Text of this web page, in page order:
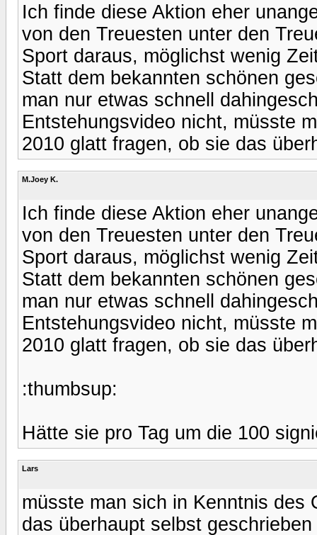
Ich finde diese Aktion eher
von den Treuesten unter den
Sport daraus, möglichst wenig
Statt dem bekannten schönen
man nur etwas schnell
Entstehungsvideo nicht, müsste
2010 glatt fragen, ob sie das
M.Joey K.
Ich finde diese Aktion eher
von den Treuesten unter den
Sport daraus, möglichst wenig
Statt dem bekannten schönen
man nur etwas schnell
Entstehungsvideo nicht, müsste
2010 glatt fragen, ob sie das
:thumbsup:
Hätte sie pro Tag um die 100
Lars
müsste man sich in Kenntnis des
das überhaupt selbst